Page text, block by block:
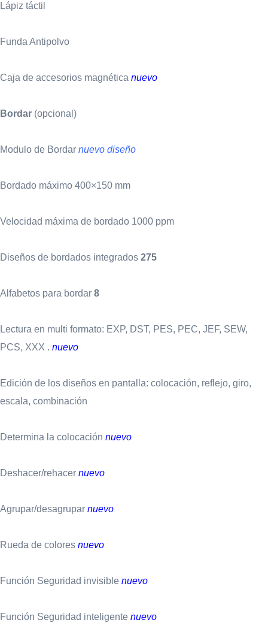
Lápiz táctil
Funda Antipolvo
Caja de accesorios magnética nuevo
Bordar (opcional)
Modulo de Bordar nuevo diseño
Bordado máximo 400×150 mm
Velocidad máxima de bordado 1000 ppm
Diseños de bordados integrados 275
Alfabetos para bordar 8
Lectura en multi formato: EXP, DST, PES, PEC, JEF, SEW,
PCS, XXX . nuevo
Edición de los diseños en pantalla: colocación, reflejo, giro,
escala, combinación
Determina la colocación nuevo
Deshacer/rehacer nuevo
Agrupar/desagrupar nuevo
Rueda de colores nuevo
Función Seguridad invisible nuevo
Función Seguridad inteligente nuevo